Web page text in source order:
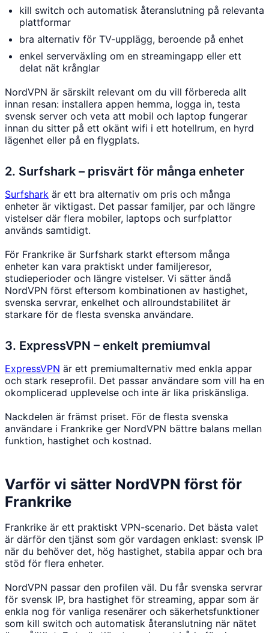
kill switch och automatisk återanslutning på relevanta
plattformar
bra alternativ för TV-upplägg, beroende på enhet
enkel serverväxling om en streamingapp eller ett
delat nät krånglar
NordVPN är särskilt relevant om du vill förbereda allt
innan resan: installera appen hemma, logga in, testa
svensk server och veta att mobil och laptop fungerar
innan du sitter på ett okänt wifi i ett hotellrum, en hyrd
lägenhet eller på en flygplats.
2. Surfshark – prisvärt för många enheter
Surfshark är ett bra alternativ om pris och många
enheter är viktigast. Det passar familjer, par och längre
vistelser där flera mobiler, laptops och surfplattor
används samtidigt.
För Frankrike är Surfshark starkt eftersom många
enheter kan vara praktiskt under familjeresor,
studieperioder och längre vistelser. Vi sätter ändå
NordVPN först eftersom kombinationen av hastighet,
svenska servrar, enkelhet och allroundstabilitet är
starkare för de flesta svenska användare.
3. ExpressVPN – enkelt premiumval
ExpressVPN är ett premiumalternativ med enkla appar
och stark reseprofil. Det passar användare som vill ha en
okomplicerad upplevelse och inte är lika priskänsliga.
Nackdelen är främst priset. För de flesta svenska
användare i Frankrike ger NordVPN bättre balans mellan
funktion, hastighet och kostnad.
Varför vi sätter NordVPN först för
Frankrike
Frankrike är ett praktiskt VPN-scenario. Det bästa valet
är därför den tjänst som gör vardagen enklast: svensk IP
när du behöver det, hög hastighet, stabila appar och bra
stöd för flera enheter.
NordVPN passar den profilen väl. Du får svenska servrar
för svensk IP, bra hastighet för streaming, appar som är
enkla nog för vanliga resenärer och säkerhetsfunktioner
som kill switch och automatisk återanslutning när nätet